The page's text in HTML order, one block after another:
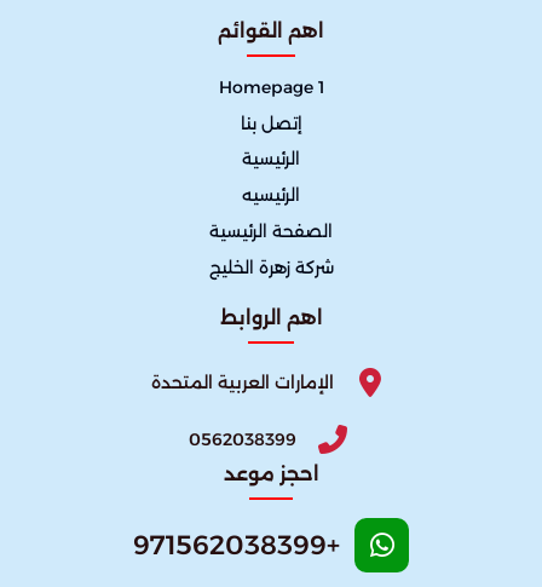
اهم القوائم
Homepage 1
إتصل بنا
الرئيسية
الرئيسيه
الصفحة الرئيسية
شركة زهرة الخليج
اهم الروابط
الإمارات العربية المتحدة
0562038399
احجز موعد
+971562038399